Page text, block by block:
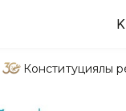
Конституциялық